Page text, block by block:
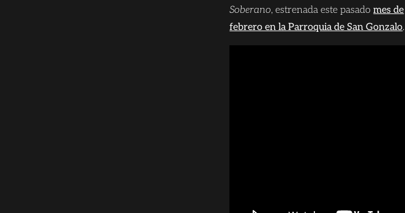
Soberano, estrenada este pasadomes de
febrero en la Parroquia de San Gonzalo.